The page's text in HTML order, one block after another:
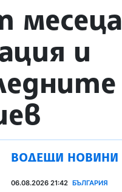
месеца
и
ВОДЕЩИ НОВИНИ
06.08.2026 21:42 БЪЛГАРИЯ